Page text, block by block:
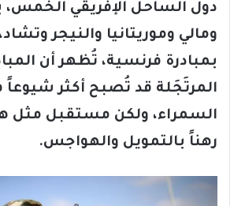
دول الساحل الإفريقي الخمس،
ومالي وموريتانيا والنيجر
بمبادرة فرنسية، تُظهر أن
المرتَجَلة قد تُصبح أكثر شيوعاً
السمراء، ولكن مستقبل مثل
رهناً بالتمويل والهواجس.